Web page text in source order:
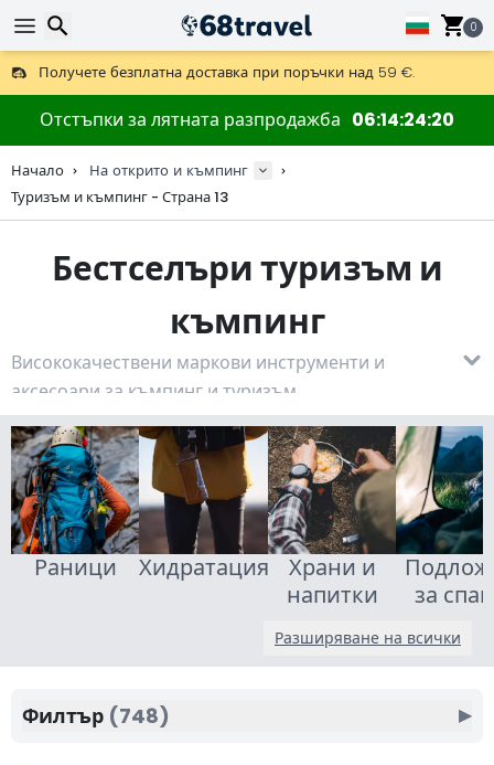
0
Получете безплатна доставка при поръчки над 59 €.
Предлага се и DHL Express за една нощ.
30 дни за връщане, 90 дни за дървени карти и декорации.
Най-добрите цени за outdoor екипировка и аксесоари.
Отстъпки за лятната разпродажба 06142418
Начало
На открито и къмпинг
Туризъм и къмпинг - Страна 13
Бестселъри туризъм и
къмпинг
Висококачествени маркови инструменти и
аксесоари за къмпинг и туризъм.
Раници Хидратация
Храни и
напитки
за
Разширяване на всички
Филтър (748) ▶
Търсене